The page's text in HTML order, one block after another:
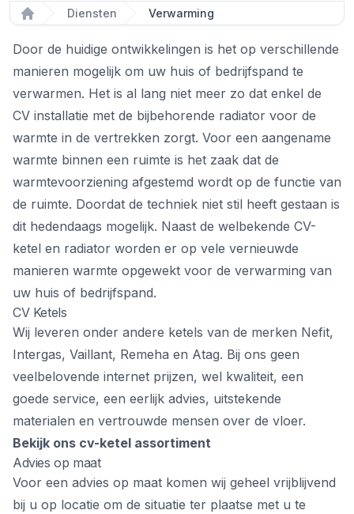
Home
Diensten Verwarming
Door de huidige ontwikkelingen is het op verschillende
manieren mogelijk om uw huis of bedrijfspand te
verwarmen. Het is al lang niet meer zo dat enkel de
CV installatie met de bijbehorende radiator voor de
warmte in de vertrekken zorgt. Voor een aangename
warmte binnen een ruimte is het zaak dat de
warmtevoorziening afgestemd wordt op de functie van
de ruimte. Doordat de techniek niet stil heeft gestaan is
dit hedendaags mogelijk. Naast de welbekende CV-
ketel en radiator worden er op vele vernieuwde
manieren warmte opgewekt voor de verwarming van
uw huis of bedrijfspand.
CV Ketels
Wij leveren onder andere ketels van de merken Nefit,
Intergas, Vaillant, Remeha en Atag. Bij ons geen
veelbelovende internet prijzen, wel kwaliteit, een
goede service, een eerlijk advies, uitstekende
materialen en vertrouwde mensen over de vloer.
Bekijk ons cv-ketel assortiment
Advies op maat
Voor een advies op maat komen wij geheel vrijblijvend
bij u op locatie om de situatie ter plaatse met u te